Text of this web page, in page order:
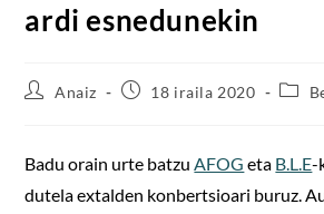
ardi esnedunekin
Anaiz 18 iraila 2020
Badu orain urte batzuAFOG eta B.L.E-
dutela extalden konbertsioari buruz.